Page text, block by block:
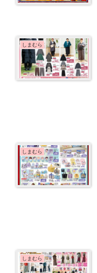
しまむら
しまむら
しまむら